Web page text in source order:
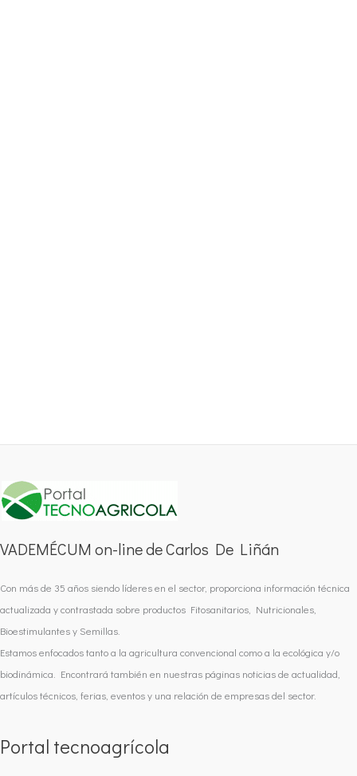
VADEMÉCUM on-line de Carlos De Liñán
Con más de 35 años siendo líderes en el sector, proporciona información técnica
actualizada y contrastada sobre productos Fitosanitarios, Nutricionales,
Bioestimulantes y Semillas.
Estamos enfocados tanto a la agricultura convencional como a la ecológica y/o
biodinámica. Encontrará también en nuestras páginas noticias de actualidad,
artículos técnicos, ferias, eventos y una relación de empresas del sector.
Portal tecnoagrícola